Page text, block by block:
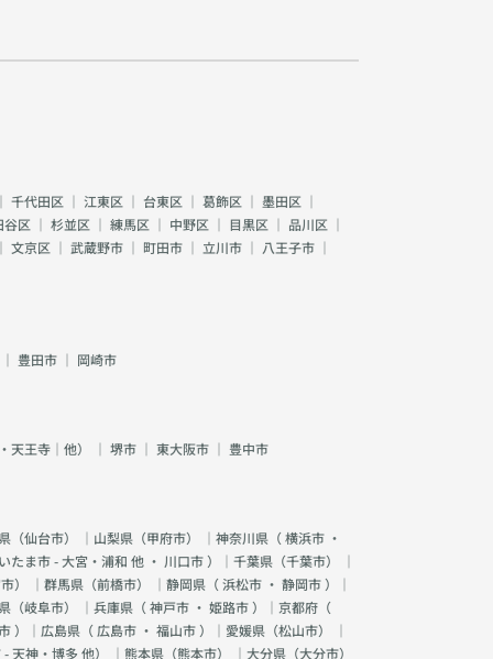
千代田区 ｜ 江東区 ｜ 台東区 ｜ 葛飾区 ｜ 墨田区 ｜
谷区 ｜ 杉並区 ｜ 練馬区 ｜ 中野区 ｜ 目黒区 ｜ 品川区 ｜
文京区 ｜ 武蔵野市 ｜ 町田市 ｜ 立川市 ｜ 八王子市 ｜
豊田市 ｜ 岡崎市
王寺｜他） ｜ 堺市 ｜ 東大阪市 ｜ 豊中市
（仙台市） ｜山梨県（甲府市） ｜神奈川県（横浜市 ・
たま市 - 大宮・浦和 他 ・ 川口市）｜千葉県（千葉市） ｜
） ｜群馬県（前橋市） ｜静岡県（浜松市 ・ 静岡市）｜
（岐阜市） ｜兵庫県（神戸市 ・ 姫路市）｜京都府（
）｜広島県（ 広島市 ・ 福山市）｜愛媛県（松山市） ｜
- 天神・博多 他） ｜熊本県（熊本市） ｜大分県（大分市）